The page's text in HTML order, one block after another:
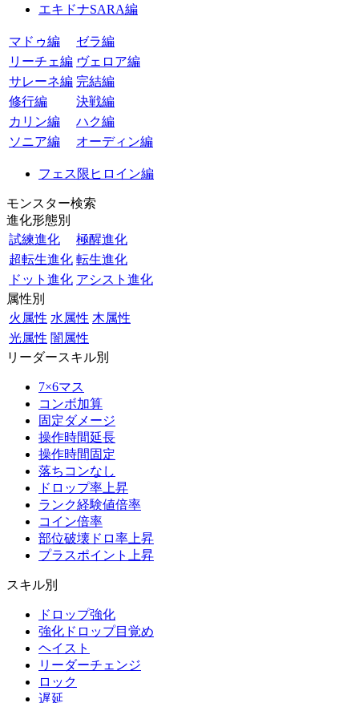
エキドナSARA編
マドゥ編
ゼラ編
リーチェ編 ヴェロア編
サレーネ編 完結編
修行編
決戦編
カリン編
ハク編
ソニア編
オーディン編
フェス限ヒロイン編
モンスター検索
進化形態別
試練進化
極醒進化
超転生進化 転生進化
ドット進化 アシスト進化
属性別
火属性 水属性 木属性
光属性 闇属性
リーダースキル別
7×6マス
コンボ加算
固定ダメージ
操作時間延長
操作時間固定
落ちコンなし
ドロップ率上昇
ランク経験値倍率
コイン倍率
部位破壊ドロ率上昇
プラスポイント上昇
スキル別
ドロップ強化
強化ドロップ目覚め
ヘイスト
リーダーチェンジ
ロック
遅延